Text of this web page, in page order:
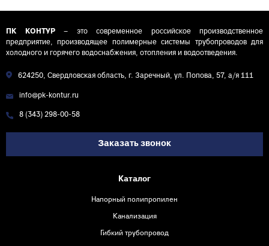
КОНТУР
ПК КОНТУР– это современное российское производственное
предприятие, производящее полимерные системы трубопроводов для
холодного и горячего водоснабжения, отопления и водоотведения.
624250, Свердловская область, г. Заречный, ул. Попова, 57, а/я 111
info@pk-kontur.ru
8 (343) 298-00-58
Заказать звонок
Каталог
Напорный полипропилен
Канализация
Гибкий трубопровод